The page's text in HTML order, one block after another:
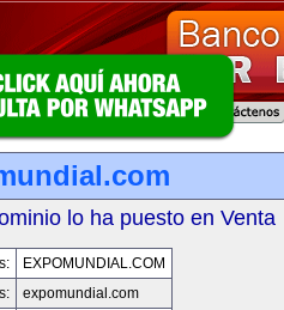
lo ha puesto en Venta
EXPOMUNDIAL.COM
expomundial.com